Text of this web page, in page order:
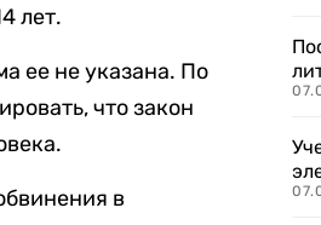
лет.
ее не указана. По
что закон
в